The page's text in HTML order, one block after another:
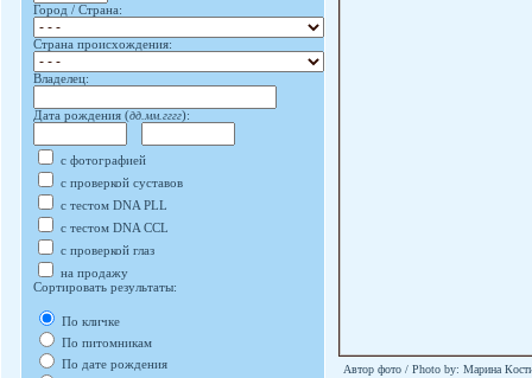
Город / Страна:
Страна происхождения:
Владелец:
Дата рождения (дд.мм.гггг):
с фотографией
с проверкой суставов
с тестом DNA PLL
с тестом DNA CCL
с проверкой глаз
на продажу
Сортировать результаты:
По кличке
По питомникам
По дате рождения
Автор фото / Photo by: Марина